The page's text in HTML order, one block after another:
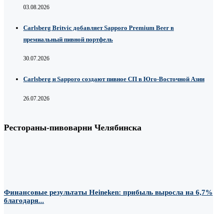
03.08.2026
Carlsberg Britvic добавляет Sapporo Premium Beer в
премиальный пивной портфель
30.07.2026
Carlsberg и Sapporo создают пивное СП в Юго-Восточной Азии
26.07.2026
Рестораны-пивоварни Челябинска
Финансовые результаты Heineken: прибыль выросла на 6,7%
благодаря...